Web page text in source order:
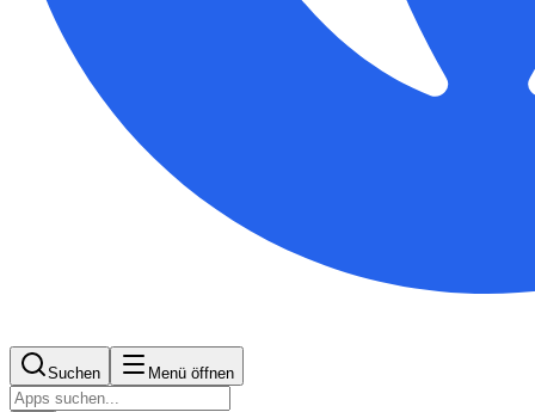
Suchen Menü öffnen